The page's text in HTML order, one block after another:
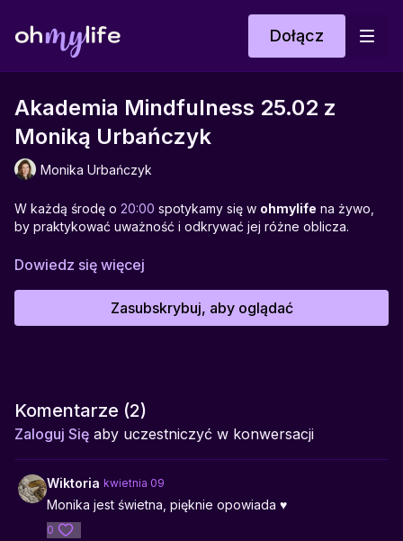
Dołącz
Akademia Mindfulness 25.02 z
Moniką Urbańczyk
Monika Urbańczyk
W każdą środę o 20:00 spotykamy się w ohmylife na żywo,
by praktykować uważność i odkrywać jej różne oblicza.
Spotkanie poprowadzi
pojawia się doświadczenie przepływu i głębokiego połączenia
ze sobą. To stan, w którym myśl, czucie i działanie zaczynają
być spójne.
Praktyka wspiera regulację układu nerwowego, poprawia
przepływ energii i pomaga wracać do naturalnego stanu
równowagi. To medytacja z „boostem” – ruch, który wzmacnia
wewnętrzną siłę, zaufanie do siebie i poczucie harmonii.
Dowiedz się więcej
Zasubskrybuj, aby oglądać
Komentarze (2)
Zaloguj Się aby uczestniczyć w konwersacji
Wiktoria kwietnia 09
Monika jest świetna, pięknie opowiada ♥️
0